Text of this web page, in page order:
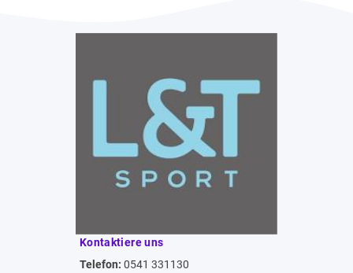
Kontaktiere uns
Telefon: 0541 331130